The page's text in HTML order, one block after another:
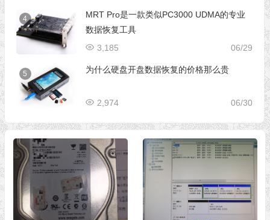
4
MRT Pro是一款类似PC3000 UDMA的专业
数据恢复工具
06/29
3,185
5 为什么硬盘开盘数据恢复的价格那么贵
06/30
2,974